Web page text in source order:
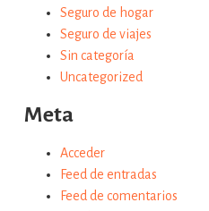
Seguro de hogar
Seguro de viajes
Sin categoría
Uncategorized
Meta
Acceder
Feed de entradas
Feed de comentarios